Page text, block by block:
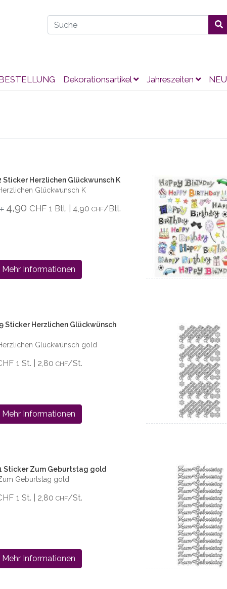
Dekorationsartikel Jahreszeiten NEU
Sticker Herzlichen Glückwunsch K
Glückwunsch K
4,90 CHF 1 Btl. | 4,90 CHF/Btl.
Mehr Informationen
Sticker Herzlichen Glückwünsch
Glückwünsch gold
1 St. | 2,80 CHF/St.
Mehr Informationen
Sticker Zum Geburtstag gold
Geburtstag gold
1 St. | 2,80 CHF/St.
Mehr Informationen